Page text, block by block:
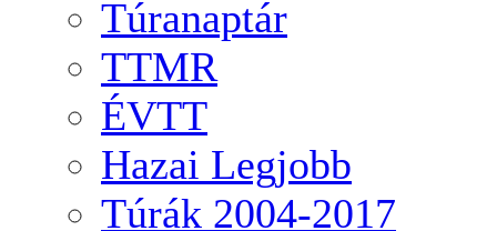
Túranaptár
TTMR
ÉVTT
Hazai Legjobb
Túrák 2004-2017